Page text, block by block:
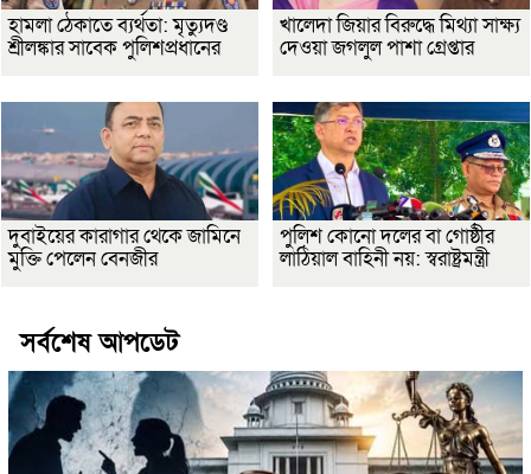
হামলা ঠেকাতে ব্যর্থতা: মৃত্যুদণ্ড
শ্রীলঙ্কার সাবেক পুলিশপ্রধানের
খালেদা জিয়ার বিরুদ্ধে মিথ্যা সাক্ষ্য
দেওয়া জগলুল পাশা গ্রেপ্তার
দুবাইয়ের কারাগার থেকে জামিনে
মুক্তি পেলেন বেনজীর
পুলিশ কোনো দলের বা গোষ্ঠীর
লাঠিয়াল বাহিনী নয়: স্বরাষ্ট্রমন্ত্রী
সর্বশেষ আপডেট